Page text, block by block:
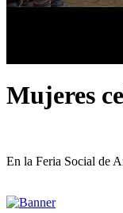
Mujeres
En la Feria Social de